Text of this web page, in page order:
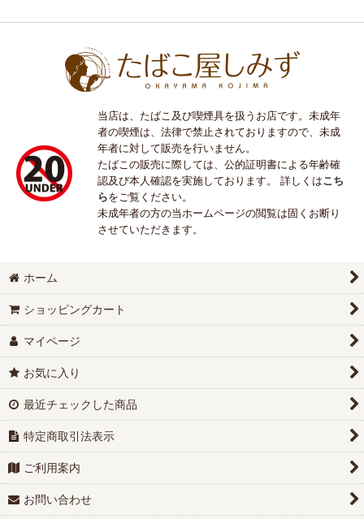
当店は、たばこ及び喫煙具を扱うお店です。未成年
者の喫煙は、法律で禁止されておりますので、未成
年者に対して販売を行いません。
たばこの販売に際しては、公的証明書による年齢確
認及び本人確認を実施しております。 詳しくはこち
らをご覧ください。
未成年者の方の当ホームページの閲覧は固くお断り
させていただきます。
ホーム
ショッピングカート
マイページ
お気に入り
最近チェックした商品
特定商取引法表示
ご利用案内
お問い合わせ